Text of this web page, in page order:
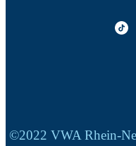
©2022 VWA Rhein-